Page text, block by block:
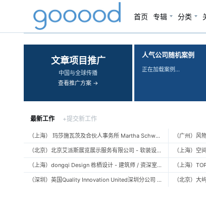
首页 专辑 分类
‹ ›
文章项目推广
中国与全球传播
查看推广方案 →
人气公司随机案例
正在加载案例…
最新工作 +提交新工作
（上海） 玛莎施瓦茨及合伙人事务所 Martha Schwartz Partners – 高级景观建筑师 Senior Landscape Designer / 景观建筑师 Landscape Designer
（北京）北京艾派斯展览展示服务有限公司 - 软装设计师 / 陈列设计师
（上海）dongqi Design 栋栖设计 - 建筑师 / 资深室内设计师 / 室内设计师 / 媒体及公共关系主管 / 设计实习生（常年招聘）
（深圳）英国Quality Innovation United深圳分公司 - 建筑设计师 / 资深建筑设计师 / 室内设计师 / 设计实习生